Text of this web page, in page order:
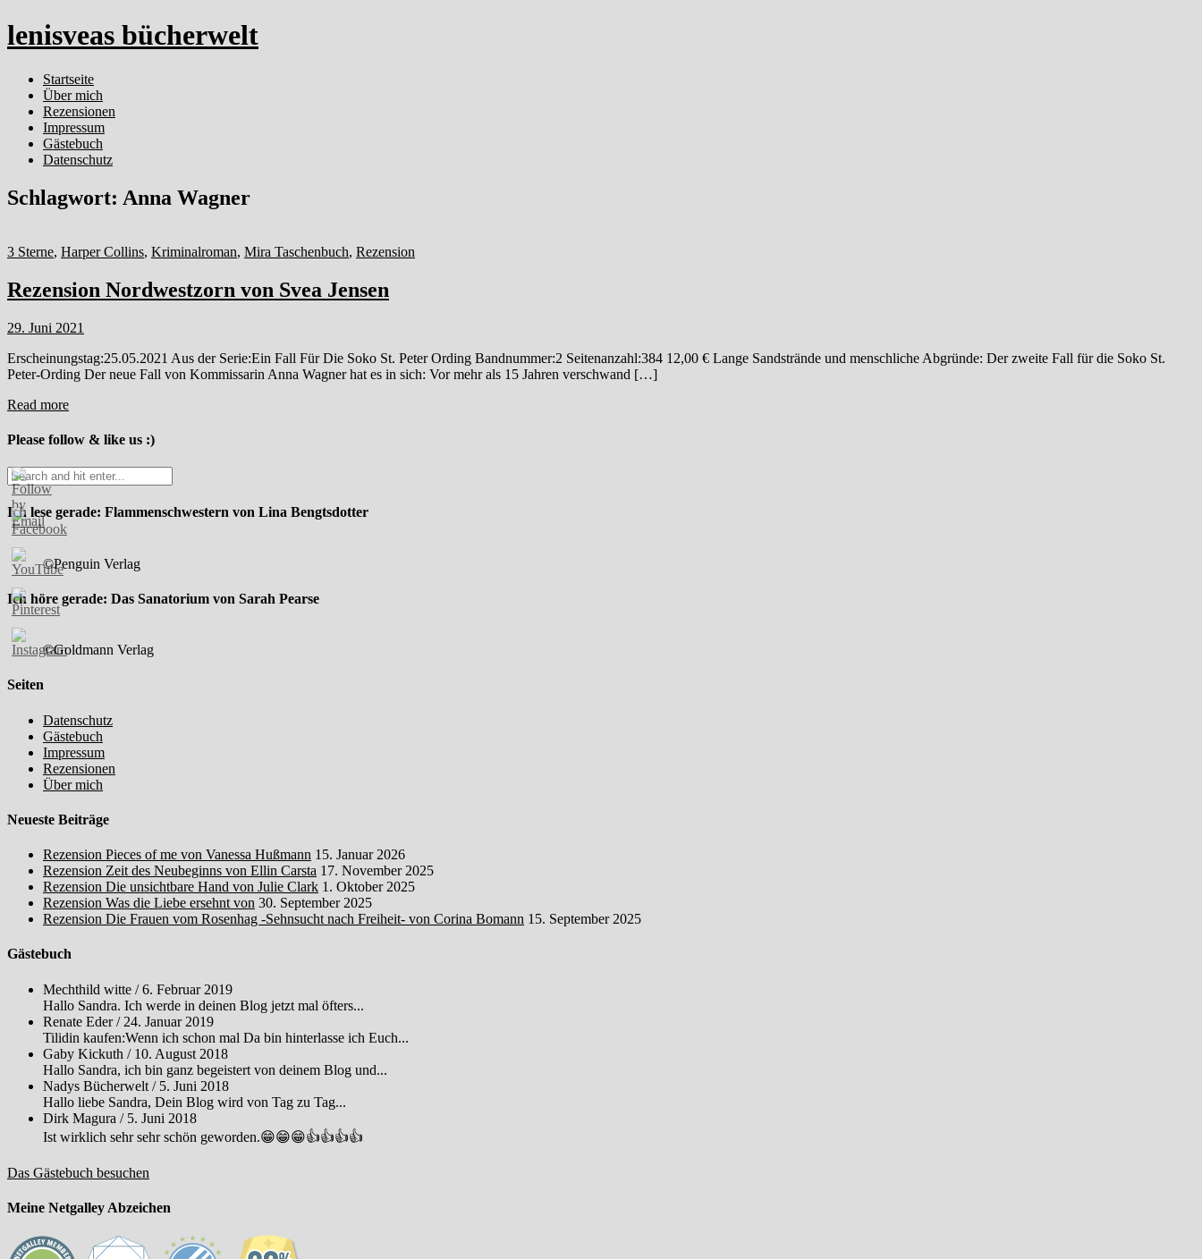
lenisveas bücherwelt
Startseite
Über mich
Rezensionen
Impressum
Gästebuch
Datenschutz
Schlagwort: Anna Wagner
3 Sterne, Harper Collins, Kriminalroman, Mira Taschenbuch, Rezension
Rezension Nordwestzorn von Svea Jensen
29. Juni 2021
Erscheinungstag:25.05.2021 Aus der Serie:Ein Fall Für Die Soko St. Peter Ording Bandnummer:2 Seitenanzahl:384 12,00 € Lange Sandstrände und menschliche Abgründe: Der zweite Fall für die Soko St.
Peter-Ording Der neue Fall von Kommissarin Anna Wagner hat es in sich: Vor mehr als 15 Jahren verschwand […]
Read more
Please follow & like us :)
Ich lese gerade: Flammenschwestern von Lina Bengtsdotter
©Penguin Verlag
Ich höre gerade: Das Sanatorium von Sarah Pearse
©Goldmann Verlag
Seiten
Datenschutz
Gästebuch
Impressum
Rezensionen
Über mich
Neueste Beiträge
Rezension Pieces of me von Vanessa Hußmann 15. Januar 2026
Rezension Zeit des Neubeginns von Ellin Carsta 17. November 2025
Rezension Die unsichtbare Hand von Julie Clark 1. Oktober 2025
Rezension Was die Liebe ersehnt von 30. September 2025
Rezension Die Frauen vom Rosenhag -Sehnsucht nach Freiheit- von Corina Bomann 15. September 2025
Gästebuch
Mechthild witte /6. Februar 2019
Hallo Sandra. Ich werde in deinen Blog jetzt mal öfters...
Renate Eder/ 24. Januar 2019
Tilidin kaufen:Wenn ich schon mal Da bin hinterlasse ich Euch...
Gaby Kickuth / 10. August 2018
Hallo Sandra, ich bin ganz begeistert von deinem Blog und...
Nadys Bücherwelt / 5. Juni 2018
Hallo liebe Sandra, Dein Blog wird von Tag zu Tag...
Dirk Magura / 5. Juni 2018
Ist wirklich sehr sehr schön geworden.😁😁😁👍👍👍👍
Das Gästebuch besuchen
Meine Netgalley Abzeichen